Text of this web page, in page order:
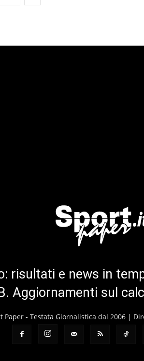
risultati e news in
Aggiornamenti sul
Paper - Testata Giornalistica dal 2006 |